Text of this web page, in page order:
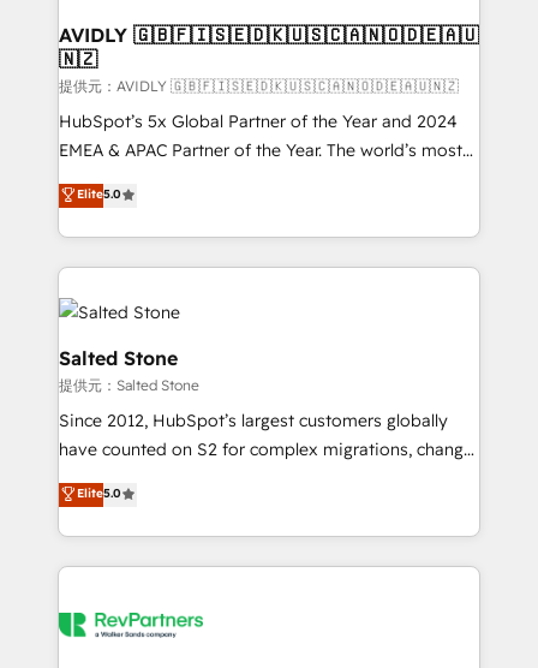
AVIDLY 🇬🇧🇫🇮🇸🇪🇩🇰🇺🇸🇨🇦🇳🇴🇩🇪🇦🇺
🇳🇿
提供元：AVIDLY 🇬🇧🇫🇮🇸🇪🇩🇰🇺🇸🇨🇦🇳🇴🇩🇪🇦🇺🇳🇿
HubSpot’s 5x Global Partner of the Year and 2024
EMEA & APAC Partner of the Year. The world’s most
experienced and fully accredited HubSpot Solutions
Partner. 🚀 With 2,750+ HubSpot projects delivered
and 370+ specialists across EMEA, APAC and NAM,
we de-risk complex CRM programmes and
accelerate ROI across every HubSpot Hub. 🧭 From
multi-region migrations to AI-powered automation,
we turn complexity into clarity, human at global
scale. 🏆 HubSpot’s CEO called us “the partner of the
future.” Others agree it is proof of trust built through
measurable impact.
Elite5.0
Salted Stone
提供元：Salted Stone
Since 2012, HubSpot’s largest customers globally
have counted on S2 for complex migrations, change
management, systems integration, and creative
solutions that deliver measurable impact and
transform brand experiences As one of the few full-
service creative agencies in the HubSpot
winning design to build scalable, globally
Elite5.0